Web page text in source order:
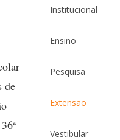
de
Institucional
Ensino
Pesquisa
Extensão
Vestibular